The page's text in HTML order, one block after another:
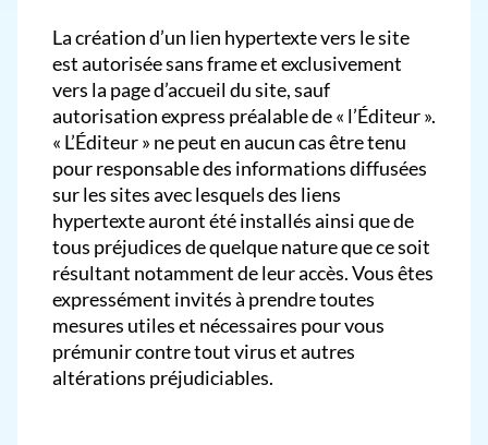
La création d’un lien hypertexte vers le site
est autorisée sans frame et exclusivement
vers la page d’accueil du site, sauf
autorisation express préalable de « l’Éditeur ».
« L’Éditeur » ne peut en aucun cas être tenu
pour responsable des informations diffusées
sur les sites avec lesquels des liens
hypertexte auront été installés ainsi que de
tous préjudices de quelque nature que ce soit
résultant notamment de leur accès. Vous êtes
expressément invités à prendre toutes
mesures utiles et nécessaires pour vous
prémunir contre tout virus et autres
altérations préjudiciables.